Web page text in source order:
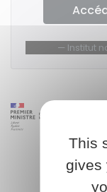
Institut
This
gives